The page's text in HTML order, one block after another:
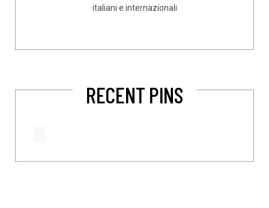
italiani e internazionali
RECENT PINS